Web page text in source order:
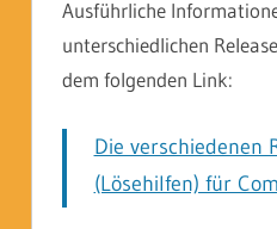
Ausführliche
unterschiedlichen
dem folgenden Link:
Die verschiedenen
(Lösehilfen) für